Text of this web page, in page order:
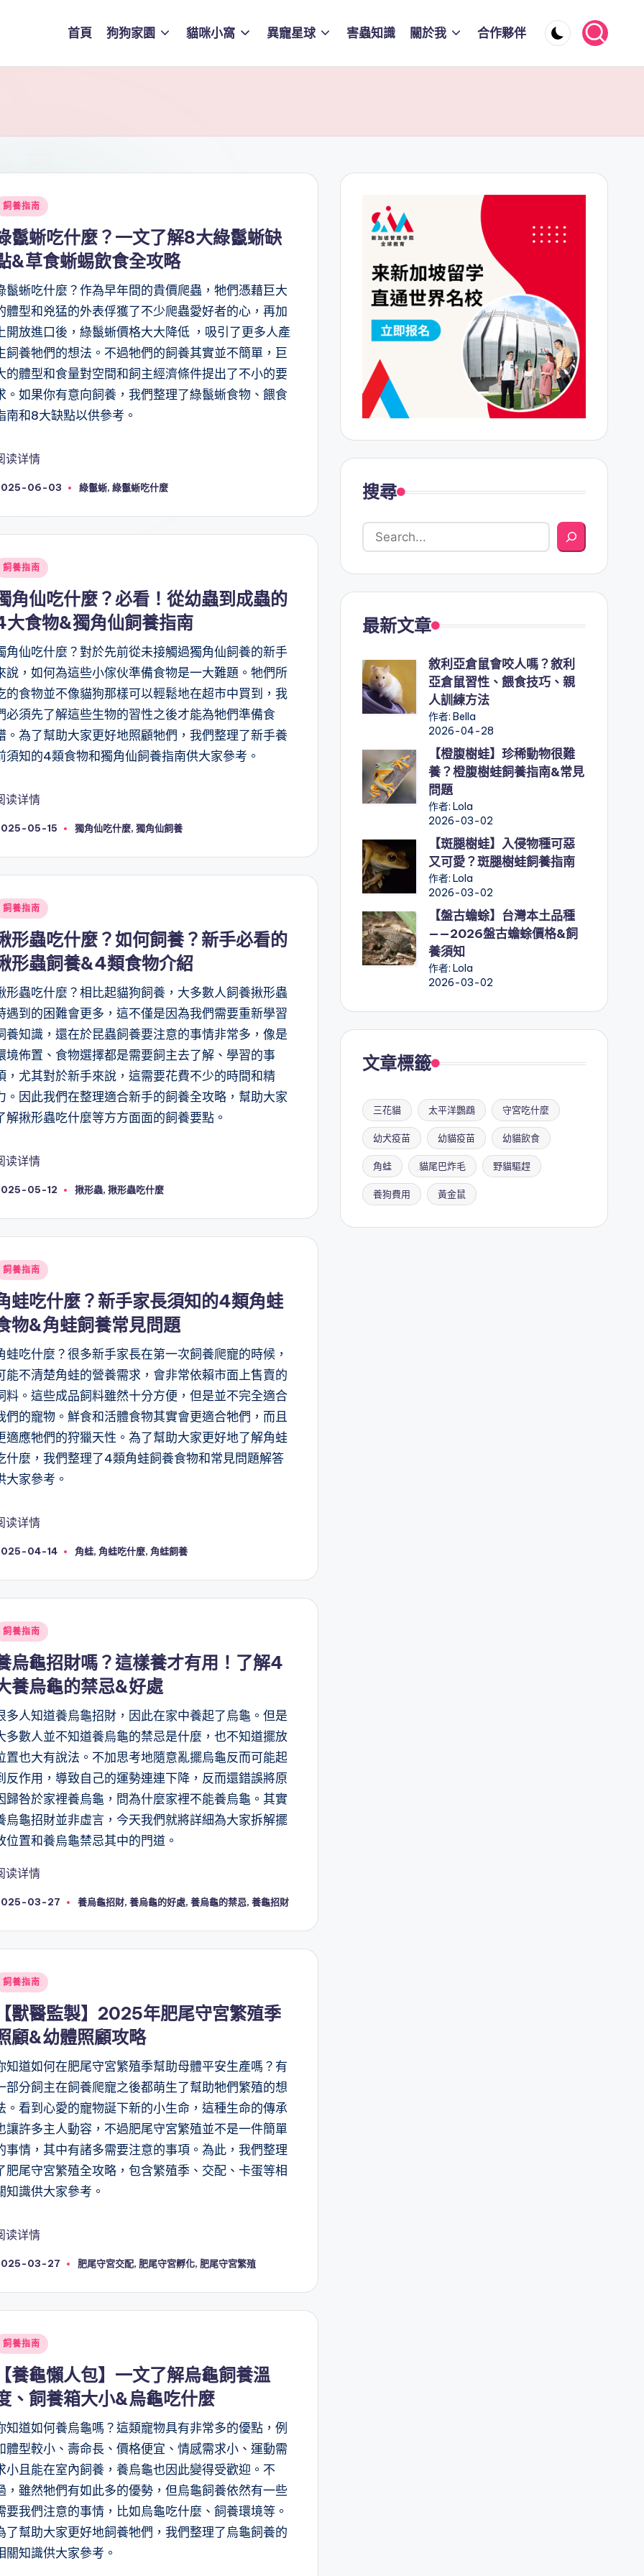
首頁 狗狗家園 貓咪小窩 異寵星球 害蟲知識 關於我 合作夥伴
飼養指南
鬣蜥吃什麼？一文了解8大綠鬣蜥缺
&草食蜥蜴飲食全攻略
鬣蜥吃什麼？作為早年間的貴價爬蟲，牠們憑藉巨大
體型和兇猛的外表俘獲了不少爬蟲愛好者的心，再加
開放進口後，綠鬣蜥價格大大降低 ，吸引了更多人產
飼養牠們的想法。不過牠們的飼養其實並不簡單，巨
的體型和食量對空間和飼主經濟條件提出了不小的要
。如果你有意向飼養，我們整理了綠鬣蜥食物、餵食
南和8大缺點以供參考。
读详情
06-03
Tags: 綠鬣蜥,綠鬣蜥吃什麼
飼養指南
角仙吃什麼？必看！從幼蟲到成蟲的
大食物&獨角仙飼養指南
角仙吃什麼？對於先前從未接觸過獨角仙飼養的新手
說，如何為這些小傢伙準備食物是一大難題。牠們所
的食物並不像貓狗那樣可以輕鬆地在超市中買到，我
必須先了解這些生物的習性之後才能為牠們準備食
。為了幫助大家更好地照顧牠們，我們整理了新手養
須知的4類食物和獨角仙飼養指南供大家參考。
读详情
05-15
Tags: 獨角仙吃什麼,獨角仙飼養
飼養指南
形蟲吃什麼？如何飼養？新手必看的
形蟲飼養&4類食物介紹
形蟲吃什麼？相比起貓狗飼養，大多數人飼養揪形蟲
遇到的困難會更多，這不僅是因為我們需要重新學習
養知識，還在於昆蟲飼養要注意的事情非常多，像是
境佈置、食物選擇都是需要飼主去了解、學習的事
，尤其對於新手來說，這需要花費不少的時間和精
。因此我們在整理適合新手的飼養全攻略，幫助大家
解揪形蟲吃什麼等方方面面的飼養要點。
读详情
05-12
Tags: 揪形蟲,揪形蟲吃什麼
飼養指南
蛙吃什麼？新手家長須知的4類角蛙
物&角蛙飼養常見問題
蛙吃什麼？很多新手家長在第一次飼養爬寵的時候，
能不清楚角蛙的營養需求，會非常依賴市面上售賣的
料。這些成品飼料雖然十分方便，但是並不完全適合
們的寵物。鮮食和活體食物其實會更適合牠們，而且
適應牠們的狩獵天性。為了幫助大家更好地了解角蛙
什麼，我們整理了4類角蛙飼養食物和常見問題解答
大家參考。
读详情
04-14
Tags: 角蛙,角蛙吃什麼,角蛙飼養
飼養指南
烏龜招財嗎？這樣養才有用！了解4
養烏龜的禁忌&好處
多人知道養烏龜招財，因此在家中養起了烏龜。但是
多數人並不知道養烏龜的禁忌是什麼，也不知道擺放
置也大有說法。不加思考地隨意亂擺烏龜反而可能起
反作用，導致自己的運勢連連下降，反而還錯誤將原
歸咎於家裡養烏龜，問為什麼家裡不能養烏龜。其實
烏龜招財並非虛言，今天我們就將詳細為大家拆解擺
位置和養烏龜禁忌其中的門道。
读详情
03-27
Tags: 養烏龜招財,養烏龜的好處,養烏龜的禁忌,養龜招財
飼養指南
獸醫監製】2025年肥尾守宮繁殖季
顧&幼體照顧攻略
知道如何在肥尾守宮繁殖季幫助母體平安生產嗎？有
部分飼主在飼養爬寵之後都萌生了幫助牠們繁殖的想
。看到心愛的寵物誕下新的小生命，這種生命的傳承
讓許多主人動容，不過肥尾守宮繁殖並不是一件簡單
事情，其中有諸多需要注意的事項。為此，我們整理
肥尾守宮繁殖全攻略，包含繁殖季、交配、卡蛋等相
知識供大家參考。
读详情
03-27
Tags: 肥尾守宮交配, 肥尾守宮孵化, 肥尾守宮繁殖
飼養指南
養龜懶人包】一文了解烏龜飼養溫
、飼養箱大小&烏龜吃什麼
知道如何養烏龜嗎？這類寵物具有非常多的優點，例
體型較小、壽命長、價格便宜、情感需求小、運動需
小且能在室內飼養，養烏龜也因此變得受歡迎。不
，雖然牠們有如此多的優勢，但烏龜飼養依然有一些
要我們注意的事情，比如烏龜吃什麼、飼養環境等。
了幫助大家更好地飼養牠們，我們整理了烏龜飼養的
關知識供大家參考。
搜尋
最新文章
敘利亞倉鼠會咬人嗎？敘利
亞倉鼠習性、餵食技巧、親
人訓練方法
作者: Bella
2026-04-28
【橙腹樹蛙】珍稀動物很難
養？橙腹樹蛙飼養指南&常見
問題
作者: Lola
2026-03-02
【斑腿樹蛙】入侵物種可惡
又可愛？斑腿樹蛙飼養指南
作者: Lola
2026-03-02
【盤古蟾蜍】台灣本土品種
——2026盤古蟾蜍價格&飼
養須知
作者: Lola
2026-03-02
文章標籤
三花貓 太平洋鸚鵡 守宮吃什麼
幼犬疫苗 幼貓疫苗 幼貓飲食
角蛙 貓尾巴炸毛 野貓驅趕
養狗費用 黃金鼠